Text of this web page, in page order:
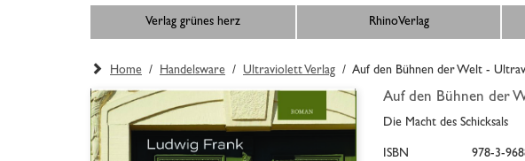
Verlag grünes herz RhinoVerlag
Home / Handelsware / Ultraviolett Verlag / Auf den Bühnen der Welt -
Auf den Bühnen der
Die Macht des Schicksals
ISBN
978-3-